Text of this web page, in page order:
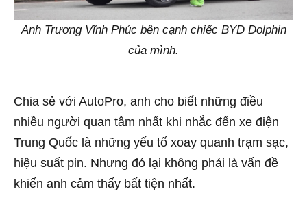
Anh Trương Vĩnh Phúc bên cạnh chiếc BYD Dolphin
của mình.
Chia sẻ với AutoPro, anh cho biết những điều
nhiều người quan tâm nhất khi nhắc đến xe điện
Trung Quốc là những yếu tố xoay quanh trạm sạc,
hiệu suất pin. Nhưng đó lại không phải là vấn đề
khiến anh cảm thấy bất tiện nhất.